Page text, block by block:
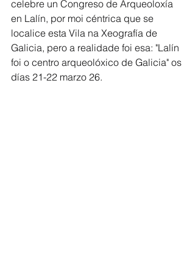
celebre un Congreso de Arqueoloxía
en Lalín, por moi céntrica que se
localice esta Vila na Xeografía de
Galicia, pero a realidade foi esa: "Lalín
foi o centro arqueolóxico de Galicia" os
días 21-22 marzo 26.